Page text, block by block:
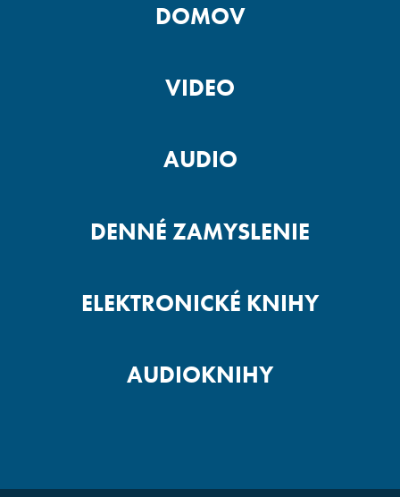
DOMOV
VIDEO
AUDIO
DENNÉ ZAMYSLENIE
ELEKTRONICKÉ KNIHY
AUDIOKNIHY